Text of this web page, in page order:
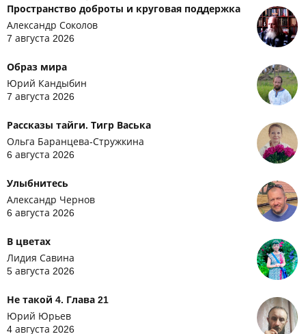
Пространство доброты и круговая поддержка
Александр Соколов
7 августа 2026
Образ мира
Юрий Кандыбин
7 августа 2026
Рассказы тайги. Тигр Васька
Ольга Баранцева-Стружкина
6 августа 2026
Улыбнитесь
Александр Чернов
6 августа 2026
В цветах
Лидия Савина
5 августа 2026
Не такой 4. Глава 21
Юрий Юрьев
4 августа 2026